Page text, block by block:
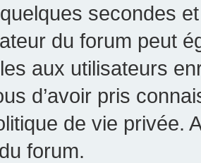
secondes
du forum peut
aux utilisateurs
d’avoir pris
de vie privée.
forum.